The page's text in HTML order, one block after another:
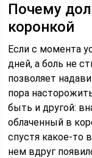
Почему
коронкой
Если с момента
дней, а боль не
позволяет
пора
быть и другой:
облаченный в
спустя какое-то
нем вдруг